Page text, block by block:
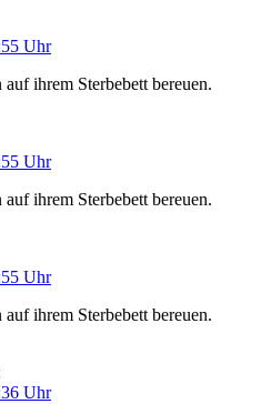
Uhr
ihrem Sterbebett bereuen.
Uhr
ihrem Sterbebett bereuen.
Uhr
ihrem Sterbebett bereuen.
Uhr